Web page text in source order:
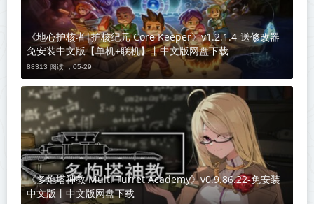
《地心护核者|护核纪元 Core Keeper》v1.2.1.4-送修改器
免安装中文版【单机+联机】丨中文版网盘下载
88313 阅读 ，05-29
《多炮塔神教 Multi Turret Academy》v0.9.86.22-免安装
中文版丨中文版网盘下载